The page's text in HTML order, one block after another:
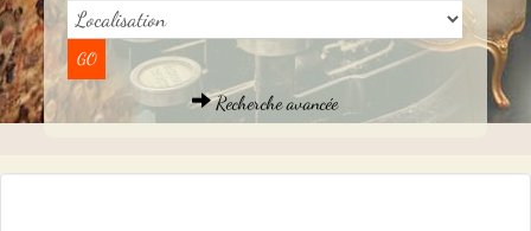
Recherche avancée